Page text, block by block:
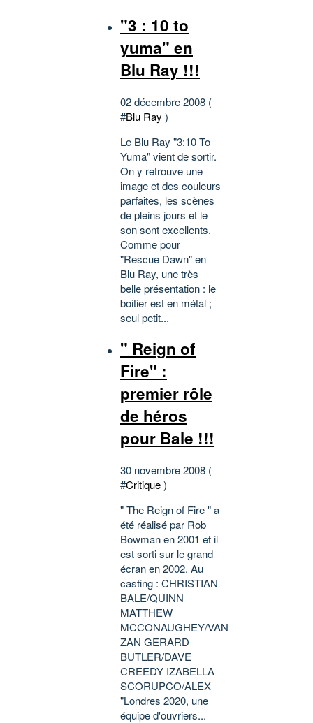
"3 : 10 to
yuma" en
Blu Ray !!!
02 décembre 2008 (
#Blu Ray )
Le Blu Ray "3:10 To
Yuma" vient de sortir.
On y retrouve une
image et des couleurs
parfaites, les scènes
de pleins jours et le
son sont excellents.
Comme pour
"Rescue Dawn" en
Blu Ray, une très
belle présentation : le
boitier est en métal ;
seul petit...
" Reign of
Fire" :
premier rôle
de héros
pour Bale !!!
30 novembre 2008 (
#Critique)
" The Reign of Fire " a
été réalisé par Rob
Bowman en 2001 et il
est sorti sur le grand
écran en 2002. Au
casting : CHRISTIAN
BALE/QUINN
MATTHEW
MCCONAUGHEY/VAN
ZAN GERARD
BUTLER/DAVE
CREEDY IZABELLA
SCORUPCO/ALEX
"Londres 2020, une
équipe d'ouvriers...